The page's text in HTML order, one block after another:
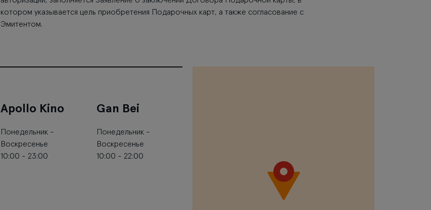
котором указывается цель приобретения Подарочных карт, а также согласование с
Эмитентом.
Apollo Kino
Понедельник -
Воскресенье
10:00 - 23:00
Gan Bei
Понедельник -
Воскресенье
10:00 - 22:00